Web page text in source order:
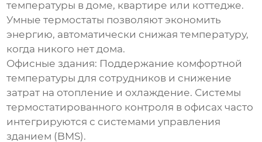
температуры в доме, квартире или коттедже.
Умные термостаты позволяют экономить
энергию, автоматически снижая температуру,
когда никого нет дома.
Офисные здания: Поддержание комфортной
температуры для сотрудников и снижение
затрат на отопление и охлаждение. Системы
термостатированного контроля в офисах часто
интегрируются с системами управления
зданием (BMS).